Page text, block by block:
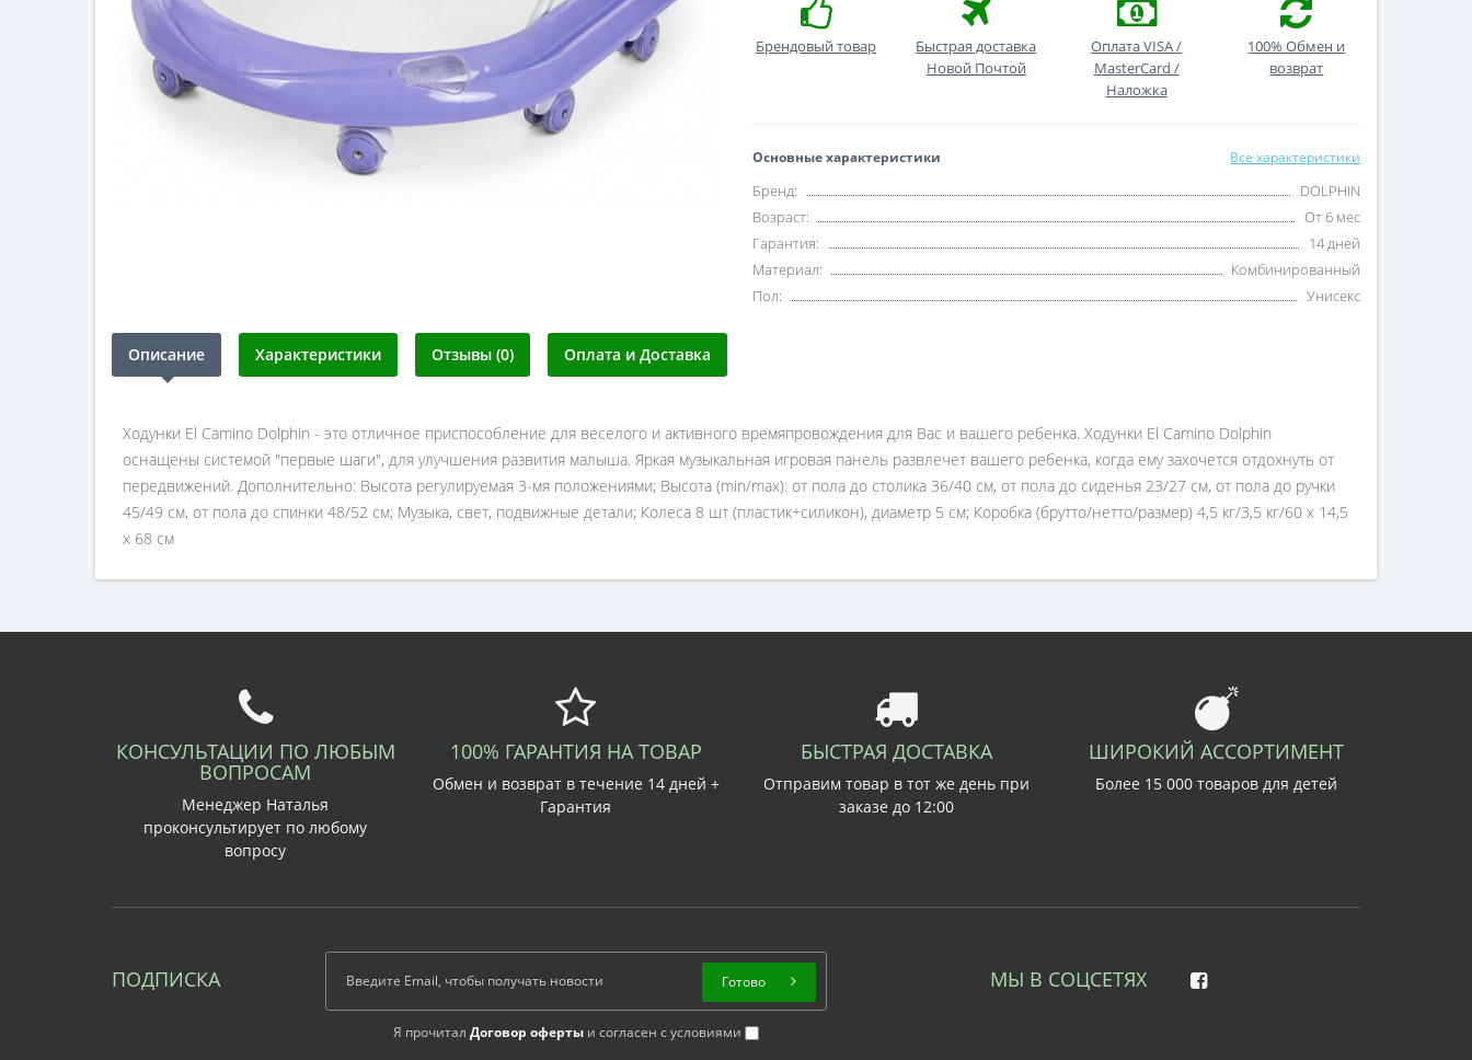
Брендовый товар
Быстрая доставка
Новой Почтой
Оплата VISA /
MasterCard /
Наложка
100% Обмен и
возврат
Основные характеристики Все характеристики
Бренд:
DOLPHIN
Возраст:
От 6 мес
Гарантия:
14 дней
Материал:
Комбинированный
Пол:
Унисекс
Описание Характеристики Отзывы (0) Оплата и Доставка
Ходунки El Camino Dolphin - это отличное приспособление для веселого и активного времяпровождения для Вас и вашего ребенка. Ходунки El Camino Dolphin
оснащены системой "первые шаги", для улучшения развития малыша. Яркая музыкальная игровая панель развлечет вашего ребенка, когда ему захочется отдохнуть от
передвижений. Дополнительно: Высота регулируемая 3-мя положениями; Высота (min/max): от пола до столика 36/40 см, от пола до сиденья 23/27 см, от пола до ручки
45/49 см, от пола до спинки 48/52 см; Музыка, свет, подвижные детали; Колеса 8 шт (пластик+силикон), диаметр 5 см; Коробка (брутто/нетто/размер) 4,5 кг/3,5 кг/60 х 14,5
х 68 см
КОНСУЛЬТАЦИИ ПО ЛЮБЫМ
ВОПРОСАМ
Менеджер Наталья
проконсультирует по любому
вопросу
100% ГАРАНТИЯ НА ТОВАР
Обмен и возврат в течение 14 дней +
Гарантия
БЫСТРАЯ ДОСТАВКА
Отправим товар в тот же день при
заказе до 12:00
ШИРОКИЙ АССОРТИМЕНТ
Более 15 000 товаров для детей
ПОДПИСКА
Я прочитал Договор офертыи согласен с условиями
Готово МЫ В СОЦСЕТЯХ